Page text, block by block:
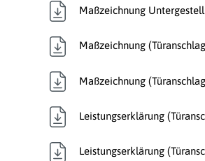
Maßzeichnung Untergestell
Maßzeichnung
Maßzeichnung
Leistungserklärung
Leistungserklärung